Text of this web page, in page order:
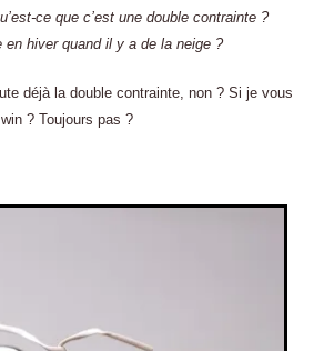
ce que c’est une double contrainte ?
en hiver quand il y a de la neige ?
déjà la double contrainte, non ? Si je vous
? Toujours pas ?